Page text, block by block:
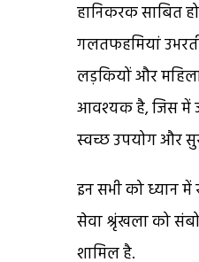
हानिकरक साबित
गलतफहमियां
लड़कियों और
आवश्यक है, जिस में
स्वच्छ उपयोग और
इन सभी को ध्यान में
सेवा श्रृंखला को
शामिल है.